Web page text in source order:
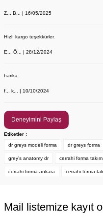
Z... B... | 16/05/2025
Hızlı kargo teşekkürler.
E... Ö... | 28/12/2024
harika
f... k... | 10/10/2024
Deneyimini Paylaş
Etiketler :
dr greys modeli forma
dr greys forma
grey's anatomy dr cerrahi forma takımı
cerrahi forma ankara cerrahi forma
Mail listemize kayıt